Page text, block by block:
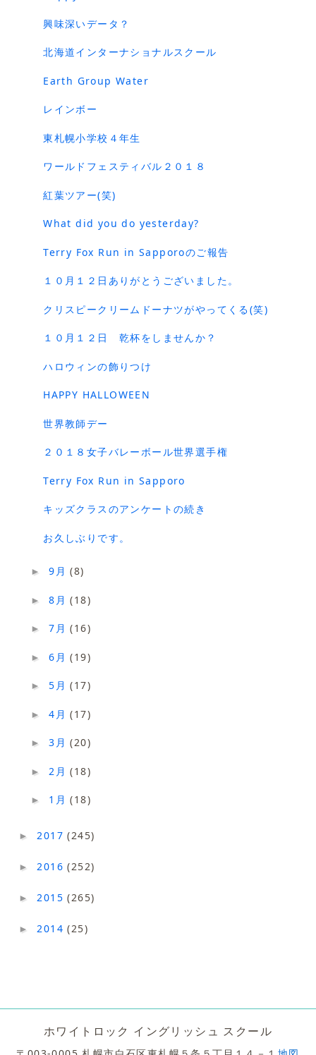
興味深いデータ？
北海道インターナショナルスクール
Earth Group Water
レインボー
東札幌小学校４年生
ワールドフェスティバル２０１８
紅葉ツアー(笑)
What did you do yesterday?
Terry Fox Run in Sapporoのご報告
１０月１２日ありがとうございました。
クリスピークリームドーナツがやってくる(笑)
１０月１２日 乾杯をしませんか？
ハロウィンの飾りつけ
HAPPY HALLOWEEN
世界教師デー
２０１８女子バレーボール世界選手権
Terry Fox Run in Sapporo
キッズクラスのアンケートの続き
お久しぶりです。
►9月(8)
►8月(18)
►7月(16)
►6月(19)
►5月(17)
►4月(17)
►3月(20)
► 2月(18)
► 1月(18)
►2017(245)
►2016(252)
►2015(265)
►2014(25)
ホワイトロック イングリッシュ スクール